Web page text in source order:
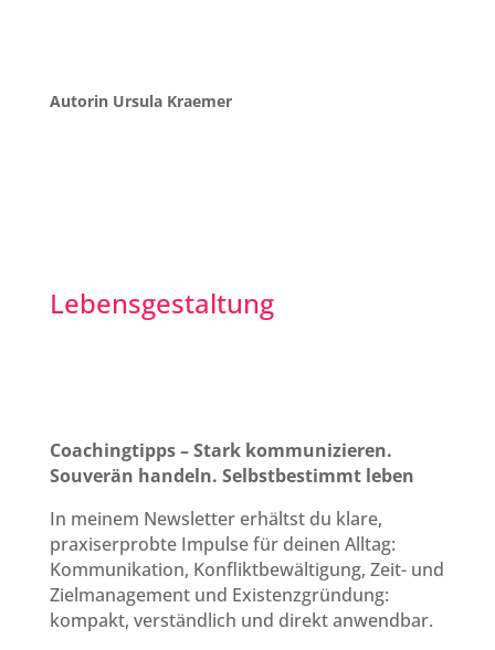
Autorin Ursula Kraemer
Lebensgestaltung
Coachingtipps – Stark kommunizieren.
Souverän handeln. Selbstbestimmt leben
In meinem Newsletter erhältst du klare,
praxiserprobte Impulse für deinen Alltag:
Kommunikation, Konfliktbewältigung, Zeit- und
Zielmanagement und Existenzgründung:
kompakt, verständlich und direkt anwendbar.